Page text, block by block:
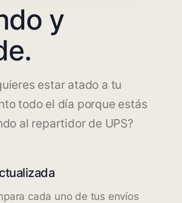
y
estar atado a tu
todo el día porque estás
al repartidor de UPS?
cada uno de tus envíos